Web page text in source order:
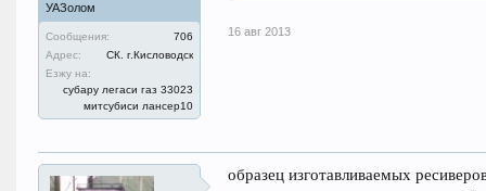
УАЗолом
Сообщения:
706
Адрес:
СК. г.Кисловодск
Езжу на:
субару легаси газ 33023
митсубиси лансер10
16 авг 2013
образец изготавливаемых